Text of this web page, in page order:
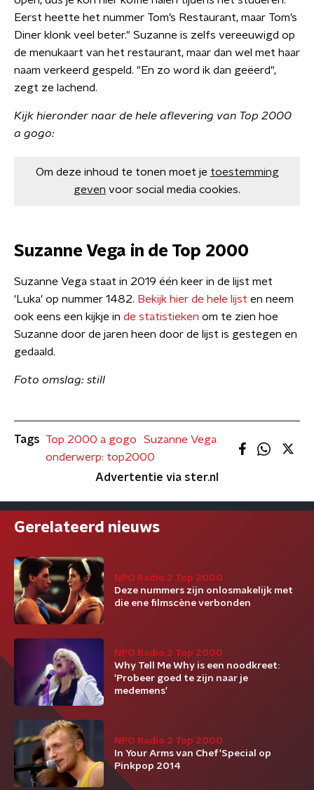
Eerst heette het nummer Tom’s Restaurant, maar Tom’s
Diner klonk veel beter." Suzanne is zelfs vereeuwigd op
de menukaart van het restaurant, maar dan wel met haar
naam verkeerd gespeld. "En zo word ik dan geëerd",
zegt ze lachend.
Kijk hieronder naar de hele aflevering van Top 2000
a gogo:
Om deze inhoud te tonen moet je toestemming
geven voor social media cookies.
Suzanne Vega in de Top 2000
Suzanne Vega staat in 2019 één keer in de lijst met
'Luka' op nummer 1482. Bekijk hier de hele lijst en neem
ook eens een kijkje in de statistieken om te zien hoe
Suzanne door de jaren heen door de lijst is gestegen en
gedaald.
Foto omslag: still
Tags Top 2000 a gogo
Suzanne Vega
onderwerp: top2000
Advertentie via ster.nl
Gerelateerd nieuws
NPO Radio 2 Top 2000
Deze nummers zijn onlosmakelijk met
die ene filmscène verbonden
NPO Radio 2 Top 2000
Why Tell Me Why is een noodkreet:
'Probeer goed te zijn naar je
medemens'
NPO Radio 2 Top 2000
In Your Arms van Chef'Special op
Pinkpop 2014